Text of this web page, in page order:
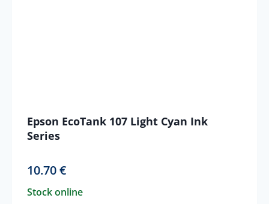
Epson EcoTank 107 Light Cyan Ink
Series
10.70€
Stock online